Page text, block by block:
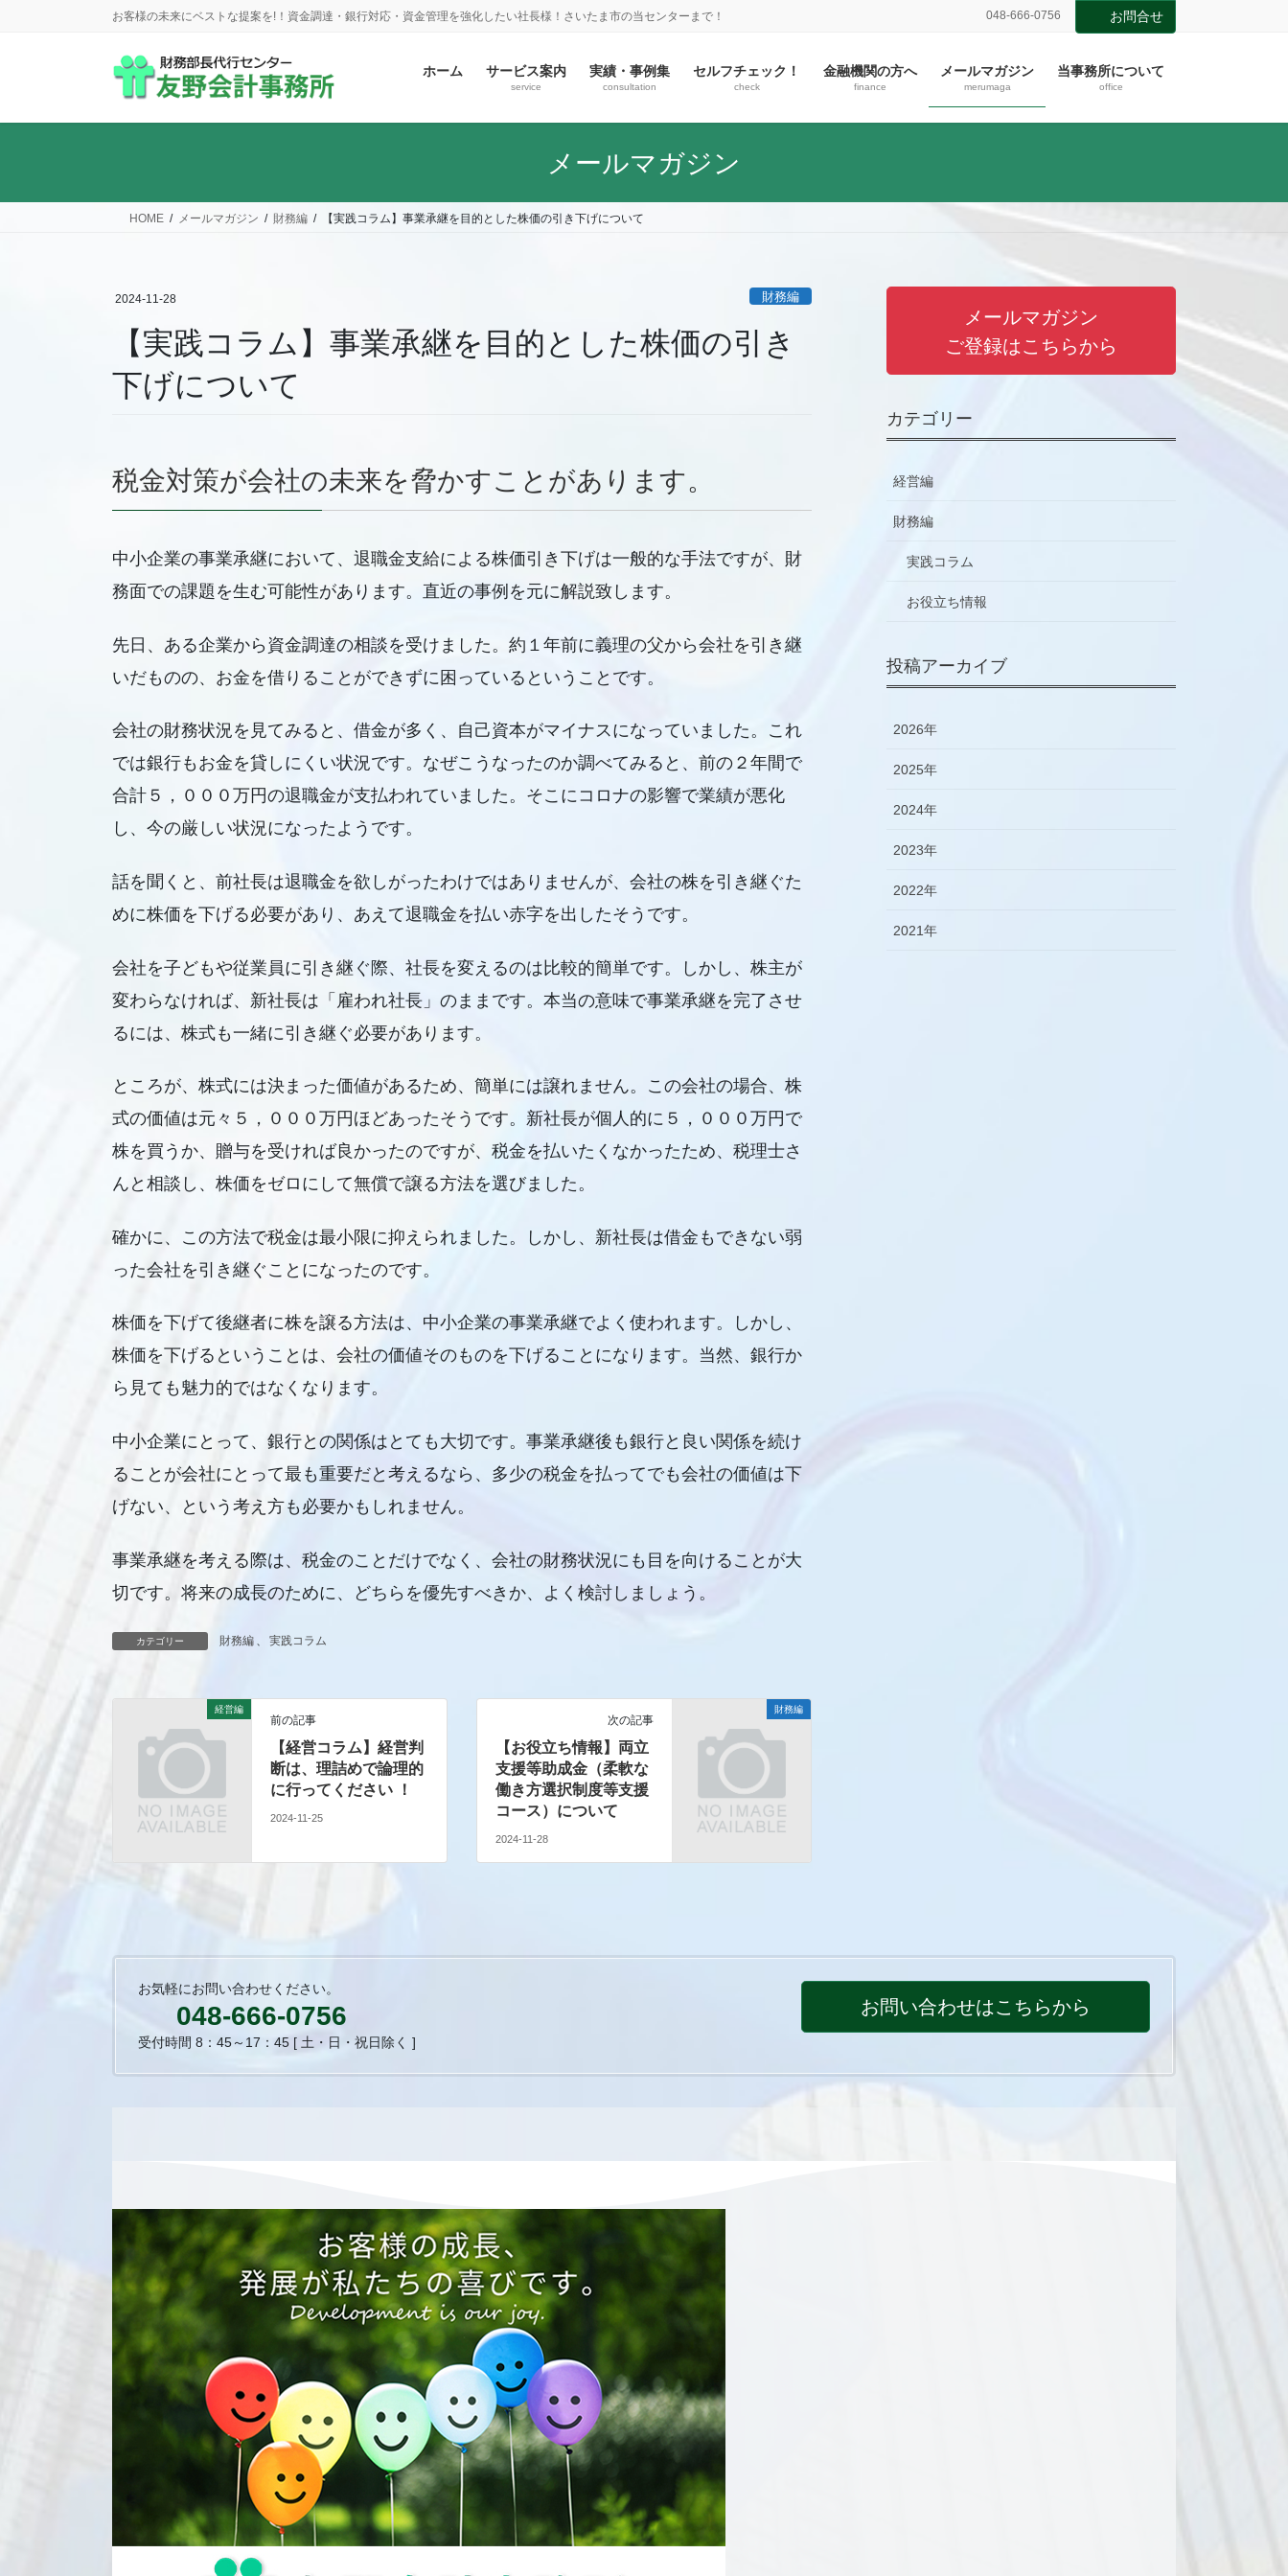
に
ョ
お客様の未来にベストな提案を!！資金調達・銀行対応・資金管理を強化したい社長様！さいたま市の当センターまで！ 048-666-0756 お問合せ
ホーム サービス案内
service
実績・事例集
consultation
セルフチェック！
check
金融機関の方へ
finance
メールマガジン
merumaga
当事務所について
office
メールマガジン
HOME メールマガジン 財務編 【実践コラム】事業承継を目的とした株価の引き下げについて
2024-11-28 財務編
【実践コラム】事業承継を目的とした株価の引き
下げについて
税金対策が会社の未来を脅かすことがあります。
中小企業の事業承継において、退職金支給による株価引き下げは一般的な手法ですが、財
務面での課題を生む可能性があります。直近の事例を元に解説致します。
先日、ある企業から資金調達の相談を受けました。約１年前に義理の父から会社を引き継
いだものの、お金を借りることができずに困っているということです。
会社の財務状況を見てみると、借金が多く、自己資本がマイナスになっていました。これ
では銀行もお金を貸しにくい状況です。なぜこうなったのか調べてみると、前の２年間で
合計５，０００万円の退職金が支払われていました。そこにコロナの影響で業績が悪化
し、今の厳しい状況になったようです。
話を聞くと、前社長は退職金を欲しがったわけではありませんが、会社の株を引き継ぐた
めに株価を下げる必要があり、あえて退職金を払い赤字を出したそうです。
会社を子どもや従業員に引き継ぐ際、社長を変えるのは比較的簡単です。しかし、株主が
変わらなければ、新社長は「雇われ社長」のままです。本当の意味で事業承継を完了させ
るには、株式も一緒に引き継ぐ必要があります。
ところが、株式には決まった価値があるため、簡単には譲れません。この会社の場合、株
式の価値は元々５，０００万円ほどあったそうです。新社長が個人的に５，０００万円で
株を買うか、贈与を受ければ良かったのですが、税金を払いたくなかったため、税理士さ
んと相談し、株価をゼロにして無償で譲る方法を選びました。
確かに、この方法で税金は最小限に抑えられました。しかし、新社長は借金もできない弱
った会社を引き継ぐことになったのです。
株価を下げて後継者に株を譲る方法は、中小企業の事業承継でよく使われます。しかし、
株価を下げるということは、会社の価値そのものを下げることになります。当然、銀行か
ら見ても魅力的ではなくなります。
中小企業にとって、銀行との関係はとても大切です。事業承継後も銀行と良い関係を続け
ることが会社にとって最も重要だと考えるなら、多少の税金を払ってでも会社の価値は下
げない、という考え方も必要かもしれません。
事業承継を考える際は、税金のことだけでなく、会社の財務状況にも目を向けることが大
切です。将来の成長のために、どちらを優先すべきか、よく検討しましょう。
カテゴリー 財務編 、 実践コラム
経営編
前の記事
【経営コラム】経営判
断は、理詰めで論理的
に行ってください ！
2024-11-25
財務編
次の記事
【お役立ち情報】両立
支援等助成金（柔軟な
働き方選択制度等支援
コース）について
2024-11-28
メールマガジン
ご登録はこちらから
カテゴリー
経営編
財務編
実践コラム
お役立ち情報
投稿アーカイブ
2026年
2025年
2024年
2023年
2022年
2021年
お気軽にお問い合わせください。
048-666-0756
受付時間 8：45～17：45 [ 土・日・祝日除く ]
お問い合わせはこちらから